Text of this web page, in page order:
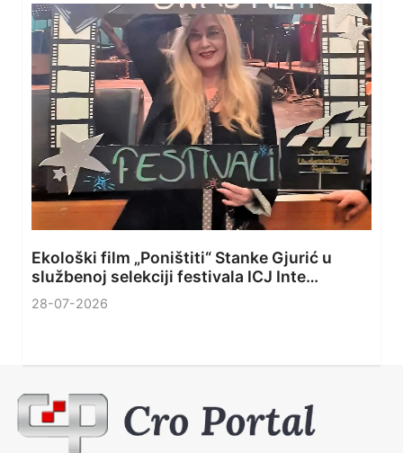
Ekološki film „Poništiti“ Stanke Gjurić u
službenoj selekciji festivala ICJ Inte…
28-07-2026